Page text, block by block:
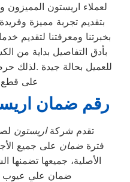
لعملاء اريستون
بتقديم تجربة مميزة
بخبرتنا ومعرفتنا لتقديم
بأدق التفاصيل بداية من
للعميل بحالة جيدة .لذلك
على قطع
رقم ضمان
تقدم شركةاريستون
فترةضمان على جميع
الأصلية، جميعها
ضمان علي عيوب